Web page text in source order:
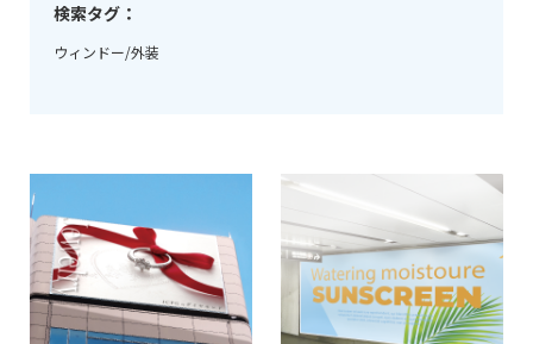
検索タグ：
ウィンドー/外装